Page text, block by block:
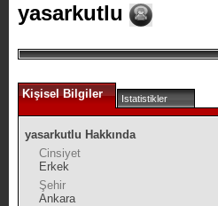
yasarkutlu
Kişisel Bilgiler Istatistikler
yasarkutlu Hakkında
Cinsiyet
Erkek
Şehir
Ankara